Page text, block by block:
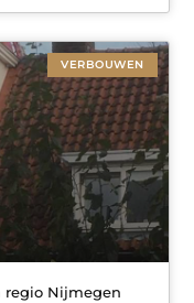
VERBOUWEN
regio Nijmegen